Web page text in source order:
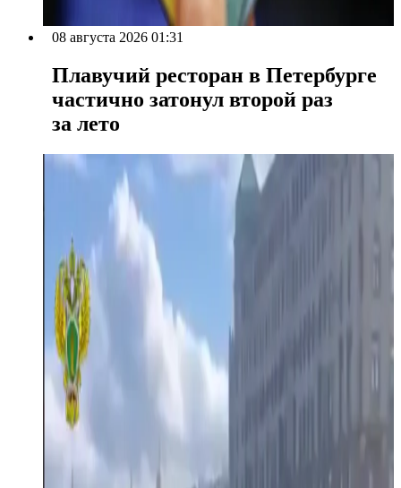
08 августа 2026 01:31
Плавучий ресторан в Петербурге
частично затонул второй раз
за лето